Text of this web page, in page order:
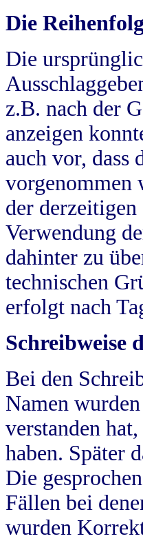
Die
Die
z.B. nach der
anzeigen
auch vor,
vorgenommen
der
Verwendung
dahinter zu
technischen
erfolgt nach
Schreibweise
Bei den
Namen
verstanden
haben. Später
Die
Fällen bei
wurden